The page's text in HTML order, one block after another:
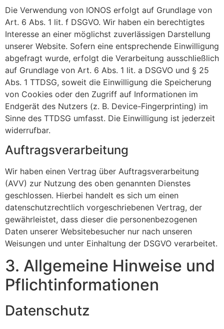
Die Verwendung von IONOS erfolgt auf Grundlage von
Art. 6 Abs. 1 lit. f DSGVO. Wir haben ein berechtigtes
Interesse an einer möglichst zuverlässigen Darstellung
unserer Website. Sofern eine entsprechende Einwilligung
abgefragt wurde, erfolgt die Verarbeitung ausschließlich
auf Grundlage von Art. 6 Abs. 1 lit. a DSGVO und § 25
Abs. 1 TTDSG, soweit die Einwilligung die Speicherung
von Cookies oder den Zugriff auf Informationen im
Endgerät des Nutzers (z. B. Device-Fingerprinting) im
Sinne des TTDSG umfasst. Die Einwilligung ist jederzeit
widerrufbar.
Auftragsverarbeitung
Wir haben einen Vertrag über Auftragsverarbeitung
(AVV) zur Nutzung des oben genannten Dienstes
geschlossen. Hierbei handelt es sich um einen
datenschutzrechtlich vorgeschriebenen Vertrag, der
gewährleistet, dass dieser die personenbezogenen
Daten unserer Websitebesucher nur nach unseren
Weisungen und unter Einhaltung der DSGVO verarbeitet.
3. Allgemeine Hinweise und
Pflicht­informationen
Datenschutz